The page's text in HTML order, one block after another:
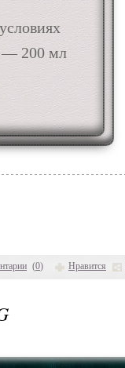
(0) Нравится
— 200 мл